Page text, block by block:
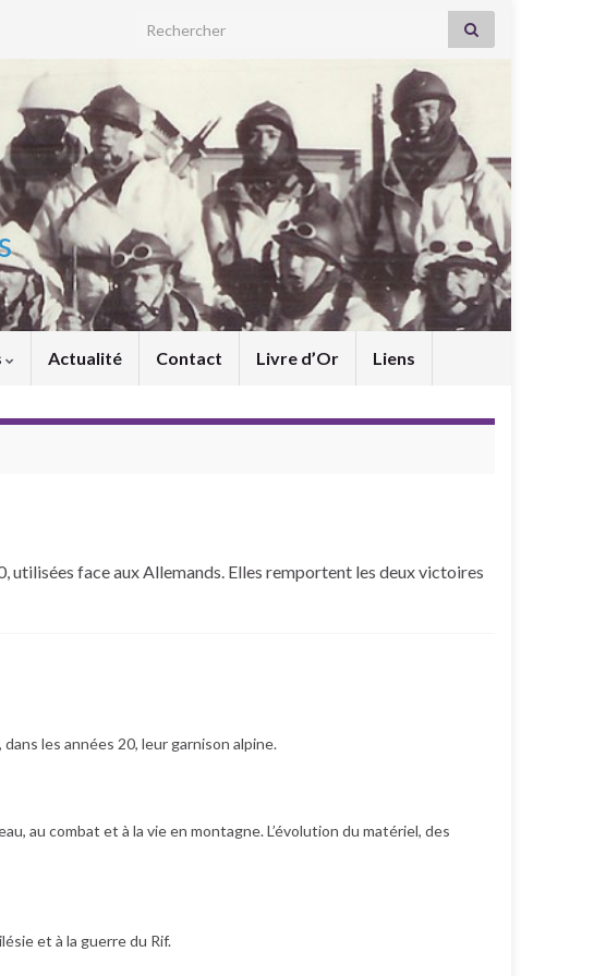
Search for:
Actualité Contact Livre d’Or Liens
utilisées face aux Allemands. Elles remportent les deux victoires
les années 20, leur garnison alpine.
au combat et à la vie en montagne. L’évolution du matériel, des
et à la guerre du Rif.